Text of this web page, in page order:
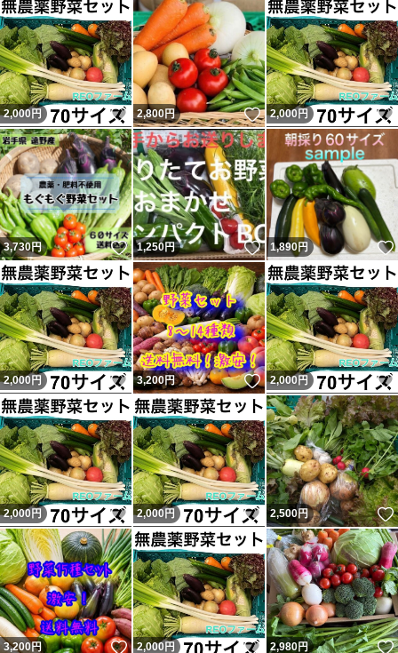
2,000 円 いいね！
2,800円 いいね！
2,000 円
3,730円 いいね！
1,250円 いいね！
1,890円
2,000 円 いいね！
3,200円 いいね！
2,000 円
2,000 円 いいね！
2,000 円 いいね！
2,500円
3,200円 いいね！
2,000 円 いいね！
2,980円